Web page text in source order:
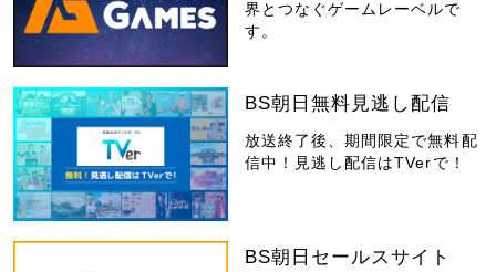
界とつなぐゲームレーベルで
す。
BS朝日無料見逃し配信
放送終了後、期間限定で無料配
信中！見逃し配信はTVerで！
BS朝日セールスサイト